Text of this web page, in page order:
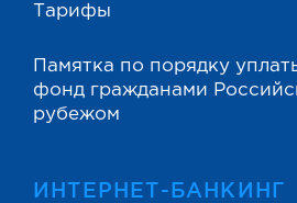
Тарифы
Памятка по порядку
фонд гражданами
рубежом
ИНТЕРНЕТ-БАНКИНГ